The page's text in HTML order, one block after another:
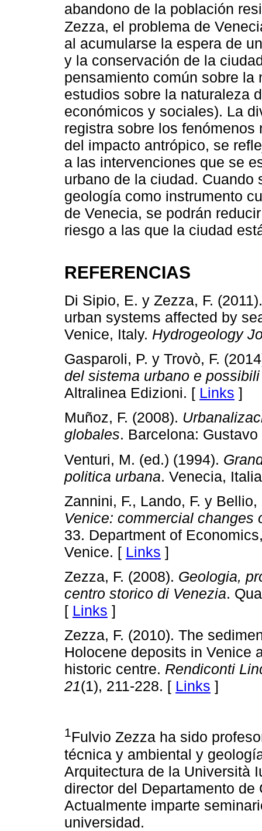
abandono de la población
Zezza, el problema de
al acumularse la espera de
y la conservación de la
pensamiento común sobre la
estudios sobre la naturaleza
económicos y sociales). La
registra sobre los
del impacto antrópico, se
a las intervenciones que se
urbano de la ciudad. Cuando
geología como instrumento
de Venecia, se podrán
riesgo a las que la ciudad
REFERENCIAS
Di Sipio, E. y Zezza, F.
urban systems affected by
Venice, Italy. Hydrogeology
Gasparoli, P. y Trovò, F.
del sistema urbano e
Altralinea Edizioni. [ Links ]
Muñoz, F. (2008).
globales. Barcelona:
Venturi, M. (ed.) (1994).
politica urbana. Venecia,
Zannini, F., Lando, F. y
Venice: commercial changes
33. Department of
Venice. [ Links ]
Zezza, F. (2008). Geologia,
centro storico di Venezia.
[ Links ]
Zezza, F. (2010). The
Holocene deposits in Venice
historic centre. Rendiconti
21(1), 211-228. [ Links ]
1Fulvio Zezza ha sido
técnica y ambiental y
Arquitectura de la Università
director del Departamento
Actualmente imparte
universidad.